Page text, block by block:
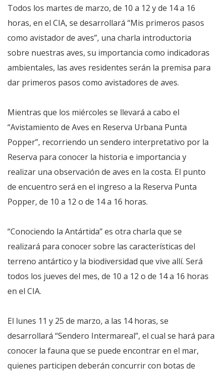
Todos los martes de marzo, de 10 a 12 y de 14 a 16
horas, en el CIA, se desarrollará “Mis primeros pasos
como avistador de aves”, una charla introductoria
sobre nuestras aves, su importancia como indicadoras
ambientales, las aves residentes serán la premisa para
dar primeros pasos como avistadores de aves.
Mientras que los miércoles se llevará a cabo el
“Avistamiento de Aves en Reserva Urbana Punta
Popper”, recorriendo un sendero interpretativo por la
Reserva para conocer la historia e importancia y
realizar una observación de aves en la costa. El punto
de encuentro será en el ingreso a la Reserva Punta
Popper, de 10 a 12 o de 14 a 16 horas.
“Conociendo la Antártida” es otra charla que se
realizará para conocer sobre las características del
terreno antártico y la biodiversidad que vive allí. Será
todos los jueves del mes, de 10 a 12 o de 14 a 16 horas
en el CIA.
El lunes 11 y 25 de marzo, a las 14 horas, se
desarrollará “Sendero Intermareal”, el cual se hará para
conocer la fauna que se puede encontrar en el mar,
quienes participen deberán concurrir con botas de